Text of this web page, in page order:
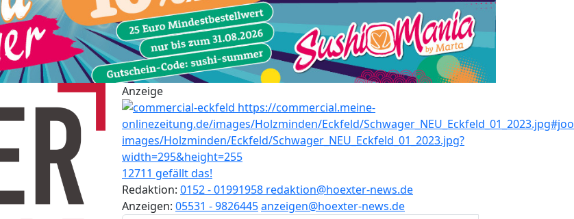
Anzeige
12711 gefällt das!
Redaktion: 0152 - 01991958 redaktion@hoexter-news.de
Anzeigen: 05531 - 9826445anzeigen@hoexter-news.de